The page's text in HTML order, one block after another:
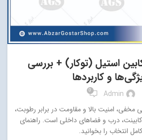
استیل (توکار) + بررسی
و کاربردها
Admin
0
مخفی، امنیت بالا و مقاومت در برابر رطوبت،
کابینت، درب و فضاهای داخلی است. راهنمای
کامل انتخاب را بخوانید.